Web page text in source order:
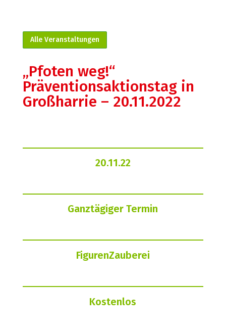
Alle Veranstaltungen
„Pfoten weg!“
Präventionsaktionstag in
Großharrie – 20.11.2022
20.11.22
Ganztägiger Termin
FigurenZauberei
Kostenlos